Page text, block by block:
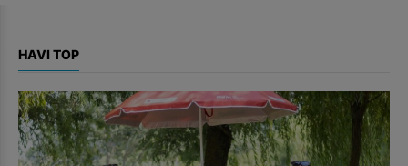
HAVI TOP